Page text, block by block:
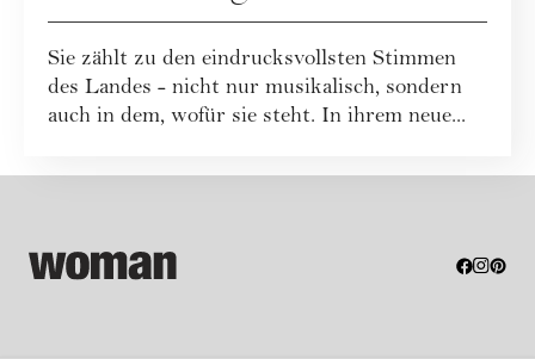
zu sich selbst gefunden hat
Sie zählt zu den eindrucksvollsten Stimmen
des Landes - nicht nur musikalisch, sondern
auch in dem, wofür sie steht. In ihrem neue...